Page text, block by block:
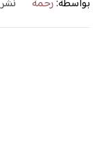
بواسطة:رحمة نشر في: 10